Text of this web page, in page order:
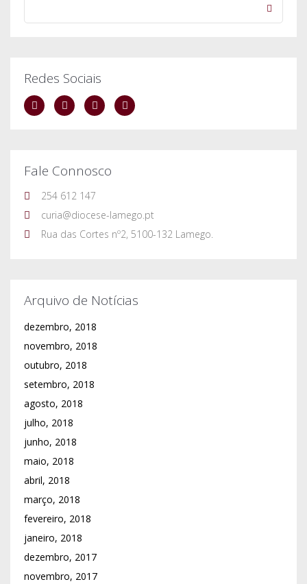
Redes Sociais
Fale Connosco
254 612 147
curia@diocese-lamego.pt
Rua das Cortes nº2, 5100-132 Lamego.
Arquivo de Notícias
dezembro, 2018
novembro, 2018
outubro, 2018
setembro, 2018
agosto, 2018
julho, 2018
junho, 2018
maio, 2018
abril, 2018
março, 2018
fevereiro, 2018
janeiro, 2018
dezembro, 2017
novembro, 2017